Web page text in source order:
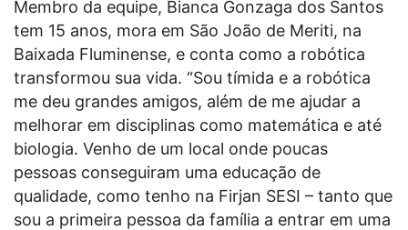
Membro da equipe, Bianca Gonzaga dos Santos
tem 15 anos, mora em São João de Meriti, na
Baixada Fluminense, e conta como a robótica
transformou sua vida. “Sou tímida e a robótica
me deu grandes amigos, além de me ajudar a
melhorar em disciplinas como matemática e até
biologia. Venho de um local onde poucas
pessoas conseguiram uma educação de
qualidade, como tenho na Firjan SESI – tanto que
sou a primeira pessoa da família a entrar em uma